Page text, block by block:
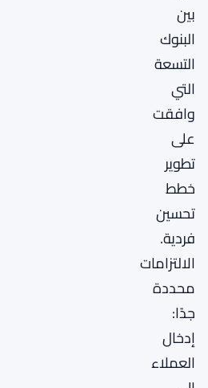
بين
البنوك
التسعة
التي
وافقت
على
تطوير
خطط
تحسين
فردية.
الالتزامات
محددة
جدًا:
إدخال
العملاء